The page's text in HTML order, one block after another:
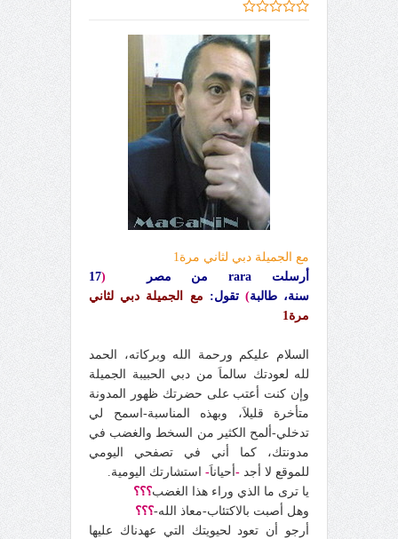
مع الجميلة دبي لثاني مرة1
أرسلت rara من مصر (
17
سنة، طالبة) تقول: مع الجميلة دبي لثاني
مرة1
السلام عليكم ورحمة الله وبركاته، الحمد
لله لعودتك سالماَ من دبي الحبيبة الجميلة
وإن كنت أعتب على حضرتك ظهور المدونة
متأخرة قليلاَ، وبهذه المناسبة-اسمح لي
تدخلي-ألمح الكثير من السخط والغضب في
مدونتك، كما أني في تصفحي اليومي
للموقع لا أجد - أحياناَ- استشارتك اليومية.
يا ترى ما الذي وراء هذا الغضب؟؟؟
وهل أصبت بالاكتئاب-معاذ الله-؟؟؟
أرجو أن تعود لحيويتك التي عهدناك عليها